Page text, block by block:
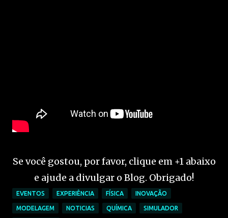
Se você gostou, por favor, clique em +1 abaixo
e ajude a divulgar o Blog. Obrigado!
EVENTOS EXPERIÊNCIA FÍSICA INOVAÇÃO
MODELAGEM NOTICIAS QUÍMICA SIMULADOR